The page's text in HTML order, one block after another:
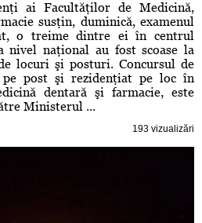
ai Facultăţilor de Medicină,
susţin, duminică, examenul
o treime dintre ei în centrul
nivel naţional au fost scoase la
locuri şi posturi. Concursul de
post şi rezidenţiat pe loc în
dentară şi farmacie, este
Ministerul ...
193 vizualizări